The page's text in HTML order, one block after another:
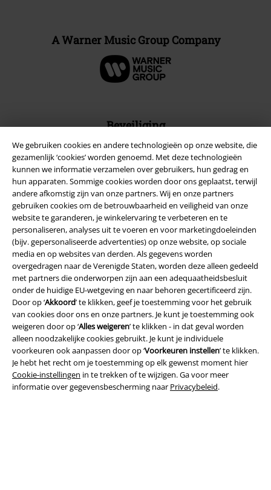
We gebruiken cookies en andere technologieën op onze website, die
gezamenlijk ‘cookies’ worden genoemd. Met deze technologieën
kunnen we informatie verzamelen over gebruikers, hun gedrag en
hun apparaten. Sommige cookies worden door ons geplaatst, terwijl
andere afkomstig zijn van onze partners. Wij en onze partners
gebruiken cookies om de betrouwbaarheid en veiligheid van onze
website te garanderen, je winkelervaring te verbeteren en te
personaliseren, analyses uit te voeren en voor marketingdoeleinden
(bijv. gepersonaliseerde advertenties) op onze website, op sociale
media en op websites van derden. Als gegevens worden
overgedragen naar de Verenigde Staten, worden deze alleen gedeeld
met partners die onderworpen zijn aan een adequaatheidsbesluit
onder de huidige EU-wetgeving en naar behoren gecertificeerd zijn.
Door op ‘Akkoord’ te klikken, geef je toestemming voor het gebruik
van cookies door ons en onze partners. Je kunt je toestemming ook
weigeren door op ‘Alles weigeren’ te klikken - in dat geval worden
alleen noodzakelijke cookies gebruikt. Je kunt je individuele
voorkeuren ook aanpassen door op ‘Voorkeuren instellen’ te klikken.
Je hebt het recht om je toestemming op elk gewenst moment hier
Cookie-instellingen in te trekken of te wijzigen. Ga voor meer
informatie over gegevensbescherming naar Privacybeleid.
A Warner Music Group Company
Beveiliging
Legal
Algemene Voorwaarden
Bedrijfsgegevens
Privacyverklaring